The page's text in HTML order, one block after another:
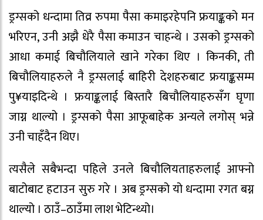
ड्रग्सको धन्दामा तिव्र रुपमा पैसा कमाइरहेपनि फ्रयाङ्कको मन
भरिएन, उनी अझै धेरै पैसा कमाउन चाहन्थे । उसको ड्रग्सको
आधा कमाई बिचौलियाले खाने गरेका थिए । किनकी, ती
बिचौलियाहरुले नै ड्रग्सलाई बाहिरी देशहरुबाट फ्रयाङ्कसम्म
पु¥याइदिन्थे । फ्रयाङ्कलाई बिस्तारै बिचौलियाहरुसँग घृणा
जाग्न थाल्यो । ड्रग्सको पैसा आफूबाहेक अन्यले लगोस् भन्ने
उनी चाहँदैन थिए।
त्यसैले सबैभन्दा पहिले उनले बिचौलियताहरुलाई आफ्नो
बाटोबाट हटाउन सुरु गरे । अब ड्रग्सको यो धन्दामा रगत बग्न
थाल्यो । ठाउँ–ठाउँमा लाश भेटिन्थ्यो।